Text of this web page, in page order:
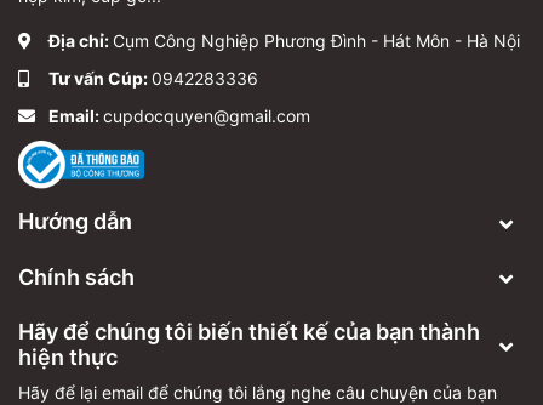
Địa chỉ: Cụm Công Nghiệp Phương Đình - Hát Môn - Hà Nội
Tư vấn Cúp:0942283336
Email:cupdocquyen@gmail.com
Hướng dẫn
Chính sách
Hãy để chúng tôi biến thiết kế của bạn thành
hiện thực
Hãy để lại email để chúng tôi lắng nghe câu chuyện của bạn